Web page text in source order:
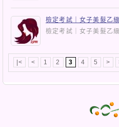
檢定考試｜女子美髮乙
檢定考試｜女子美髮乙
|< < 1 2 3 4 5 >